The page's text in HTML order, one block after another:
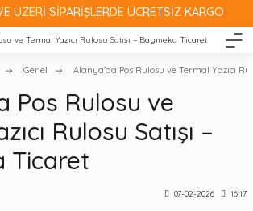
ÜZERİ SİPARİŞLERDE ÜCRETSİZ KARGO
Genel Alanya’da Pos Rulosu ve Termal Yazıcı
Pos Rulosu ve
Rulosu Satışı –
Ticaret
07-02-2026 16:17